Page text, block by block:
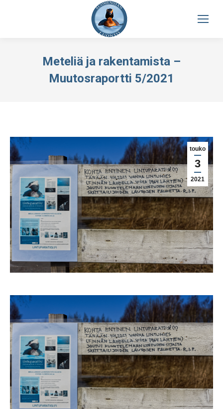
Meteliä ja rakentamista –
Muutosraportti 5/2021
touko
3
2021